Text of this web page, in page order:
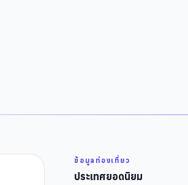
ข้อมูลท่องเที่ยว
ประเทศยอดนิยม